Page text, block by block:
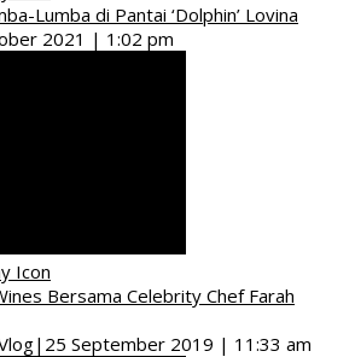
Lumba di Pantai ‘Dolphin’ Lovina
2021 | 1:02 pm
Bersama Celebrity Chef Farah
| 25 September 2019 | 11:33 am